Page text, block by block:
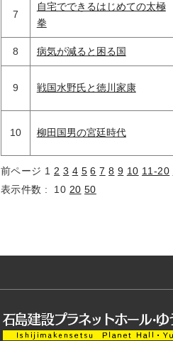
7
自宅でできるはじめての太極
拳
8 病気が減ると困る国
9 戦国水野氏と徳川家康
10 柳田国男の宮廷時代
前ページ 1 2 3 4 5 6 7 8 9 10 11-20
10 20 50